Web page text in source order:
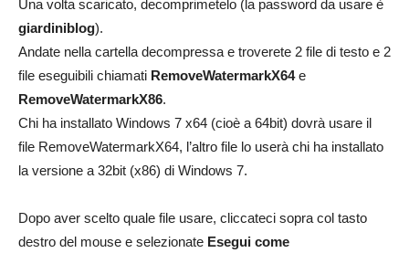
Una volta scaricato, decomprimetelo (la password da usare è
giardiniblog).
Andate nella cartella decompressa e troverete 2 file di testo e 2
file eseguibili chiamati RemoveWatermarkX64e
RemoveWatermarkX86.
Chi ha installato Windows 7 x64 (cioè a 64bit) dovrà usare il
file RemoveWatermarkX64, l’altro file lo userà chi ha installato
la versione a 32bit (x86) di Windows 7.
Dopo aver scelto quale file usare, cliccateci sopra col tasto
destro del mouse e selezionate Esegui come